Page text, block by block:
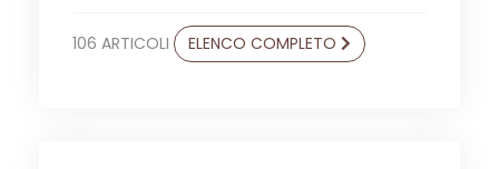
106 ARTICOLI ELENCO COMPLETO